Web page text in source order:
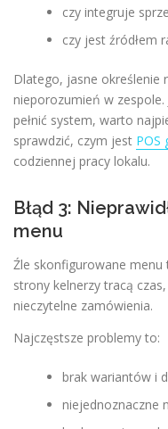
czy integruje
czy jest źródłem
Dlatego, jasne określenie
nieporozumień w zespole.
pełnić system, warto
sprawdzić, czym jest POS
codziennej pracy lokalu.
Błąd 3:
menu
Źle skonfigurowane
strony kelnerzy tracą
nieczytelne zamówienia.
Najczęstsze problemy to:
brak wariantów i
niejednoznaczne